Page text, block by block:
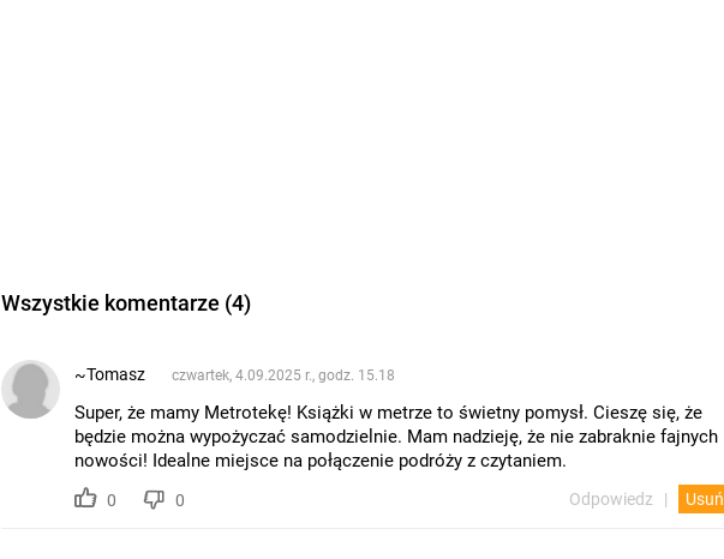
Wszystkie komentarze (4)
~Tomasz czwartek, 4.09.2025 r., godz. 15.18
Super, że mamy Metrotekę! Książki w metrze to świetny pomysł. Cieszę się, że
będzie można wypożyczać samodzielnie. Mam nadzieję, że nie zabraknie fajnych
nowości! Idealne miejsce na połączenie podróży z czytaniem.
0 0 Odpowiedz Usuń